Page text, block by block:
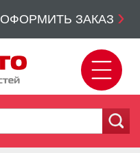
ОФОРМИТЬ ЗАКАЗ